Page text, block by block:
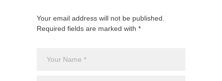
Your email address will not be published.
Required fields are marked with *